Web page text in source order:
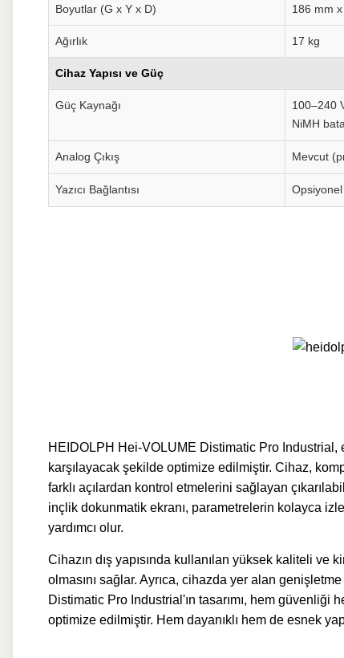
Boyutlar (G x Y x D) 186 mm
Ağırlık 17 kg
Cihaz Yapısı ve Güç
Güç Kaynağı
100–240
NiMH
Analog Çıkış Mevcut
Yazıcı Bağlantısı
HEIDOLPH Hei-VOLUME Distimatic Pro Industrial,
karşılayacak şekilde optimize edilmiştir. Cihaz,
farklı açılardan kontrol etmelerini sağlayan
inçlik dokunmatik ekranı, parametrelerin kolayca
yardımcı olur.
Cihazın dış yapısında kullanılan yüksek kaliteli
olmasını sağlar. Ayrıca, cihazda yer alan
Distimatic Pro Industrial'ın tasarımı, hem güvenliği
optimize edilmiştir. Hem dayanıklı hem de esnek